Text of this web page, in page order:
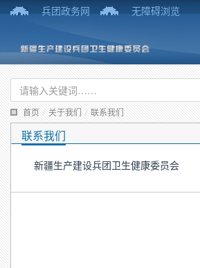
兵团政务网 无障碍浏览
首页 / 关于我们 / 联系我们
联系我们
新疆生产建设兵团卫生健康委员会